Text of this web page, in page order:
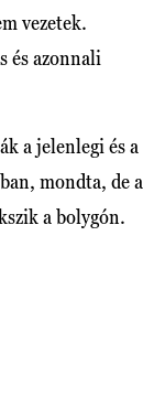
vezetek.
és azonnali
a jelenlegi és a
mondta, de a
a bolygón.